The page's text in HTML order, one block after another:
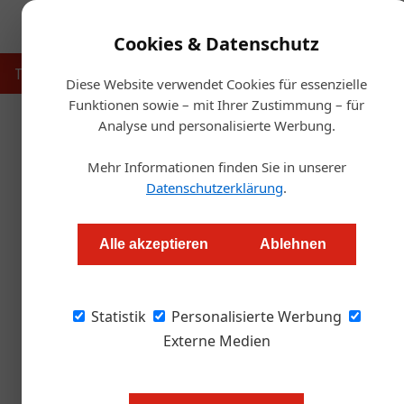
Cookies & Datenschutz
Diese Website verwendet Cookies für essenzielle
Funktionen sowie – mit Ihrer Zustimmung – für
Analyse und personalisierte Werbung.
Mehr Informationen finden Sie in unserer
Datenschutzerklärung.
Alle akzeptieren Ablehnen
Statistik
Personalisierte Werbung
Externe Medien
Touristik